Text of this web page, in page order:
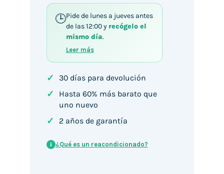
Pide de lunes a jueves antes
de las 12:00 y recógelo el
mismo día.
Leer más
✓ 30 días para devolución
✓
Hasta 60% más barato que
uno nuevo
✓ 2 años de garantía
i ¿Qué es un reacondicionado?